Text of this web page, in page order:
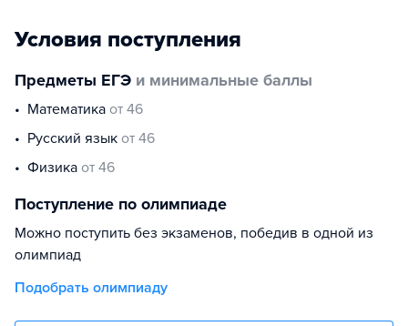
Условия поступления
Предметы ЕГЭ и минимальные баллы
математика от 46
русский язык от 46
физика от 46
Поступление по олимпиаде
Можно поступить без экзаменов, победив в одной из
олимпиад
Подобрать олимпиаду